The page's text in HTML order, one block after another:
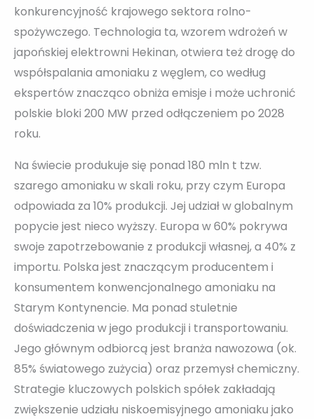
konkurencyjność krajowego sektora rolno-
spożywczego. Technologia ta, wzorem wdrożeń w
japońskiej elektrowni Hekinan, otwiera też drogę do
współspalania amoniaku z węglem, co według
ekspertów znacząco obniża emisje i może uchronić
polskie bloki 200 MW przed odłączeniem po 2028
roku.
Na świecie produkuje się ponad 180 mln t tzw.
szarego amoniaku w skali roku, przy czym Europa
odpowiada za 10% produkcji. Jej udział w globalnym
popycie jest nieco wyższy. Europa w 60% pokrywa
swoje zapotrzebowanie z produkcji własnej, a 40% z
importu. Polska jest znaczącym producentem i
konsumentem konwencjonalnego amoniaku na
Starym Kontynencie. Ma ponad stuletnie
doświadczenia w jego produkcji i transportowaniu.
Jego głównym odbiorcą jest branża nawozowa (ok.
85% światowego zużycia) oraz przemysł chemiczny.
Strategie kluczowych polskich spółek zakładają
zwiększenie udziału niskoemisyjnego amoniaku jako